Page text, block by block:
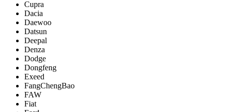
Cupra
Dacia
Daewoo
Datsun
Deepal
Denza
Dodge
Dongfeng
Exeed
FangChengBao
FAW
Fiat